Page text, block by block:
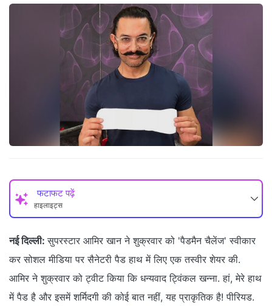
फटाफट पढ़ें
हाइलाइट्स
नई दिल्ली: सुपरस्टार आमिर खान ने शुक्रवार को 'पैडमैन चैलेंज' स्वीकार
कर सोशल मीडिया पर सैनेटरी पैड हाथ में लिए एक तस्वीर शेयर की.
आमिर ने शुक्रवार को ट्वीट किया कि धन्यवाद ट्विंकल खन्ना. हां, मेरे हाथ
में पैड है और इसमें शर्मिदगी की कोई बात नहीं, यह प्राकृतिक है! पीरियड.